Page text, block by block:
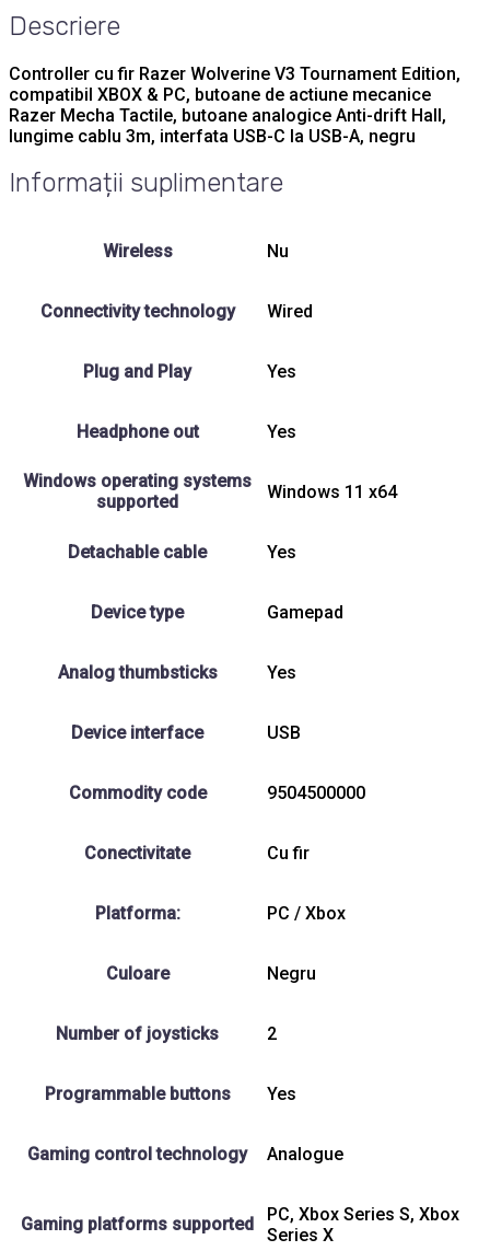
Edition,
compatibil
Descriere
Controller cu fir Razer Wolverine V3 Tournament Edition,
compatibil XBOX & PC, butoane de actiune mecanice
Razer Mecha Tactile, butoane analogice Anti-drift Hall,
lungime cablu 3m, interfata USB-C la USB-A, negru
Informații suplimentare
Wireless Nu
Connectivity technology Wired
Plug and Play Yes
Headphone out Yes
Windows operating systems
supported
Windows 11 x64
Detachable cable Yes
Device type Gamepad
Analog thumbsticks Yes
Device interface USB
Commodity code 9504500000
Conectivitate Cu fir
Platforma: PC / Xbox
Culoare Negru
Number of joysticks 2
Programmable buttons Yes
Gaming control technology Analogue
Gaming platforms supported
PC, Xbox Series S, Xbox
Series X